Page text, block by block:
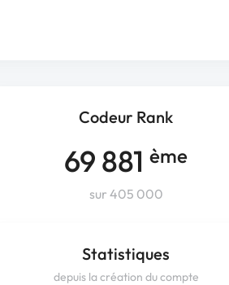
Codeur Rank
69 881 ème
sur 405 000
Statistiques
depuis la création du compte